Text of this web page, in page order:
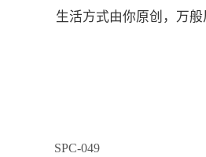
生活方式由你原创，万
SPC-049